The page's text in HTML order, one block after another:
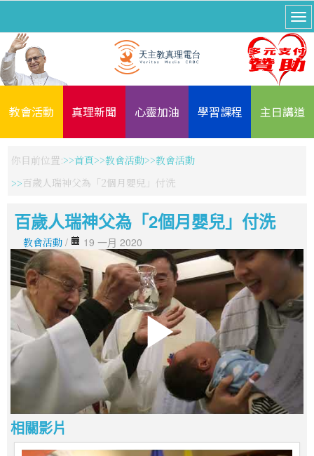
教會活動 真理新聞 心靈加油 學習課程 主日講道
你目前位置: 首頁 教會活動
教會活動
百歲人瑞神父為「2個月嬰兒」付洗
百歲人瑞神父為「2個月嬰兒」付洗
教會活動 / 19 一月 2020
相關影片